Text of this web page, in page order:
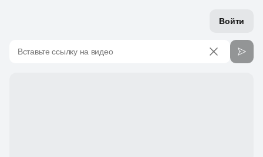
Войти
Вставьте ссылку на видео